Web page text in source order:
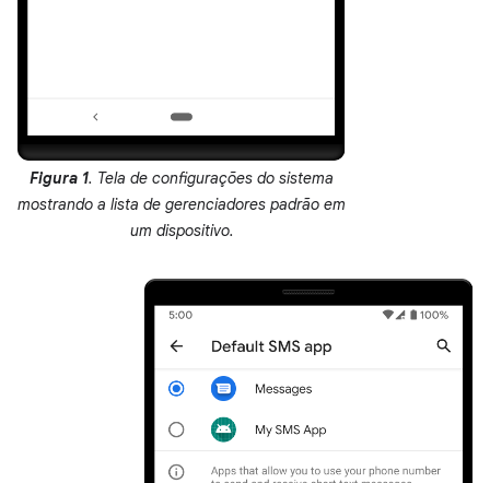
Figura 1. Tela de configurações do sistema
mostrando a lista de gerenciadores padrão em
um dispositivo.